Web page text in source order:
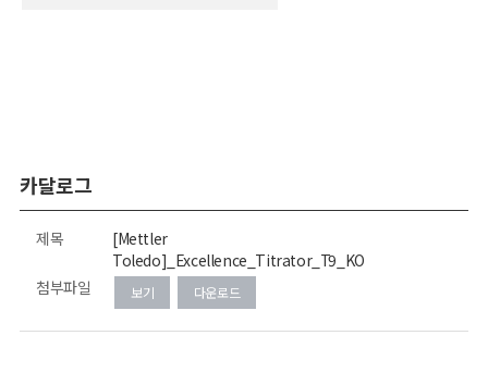
카달로그
제목
[Mettler
Toledo]_Excellence_Titrator_T9_KO
첨부파일
보기 다운로드